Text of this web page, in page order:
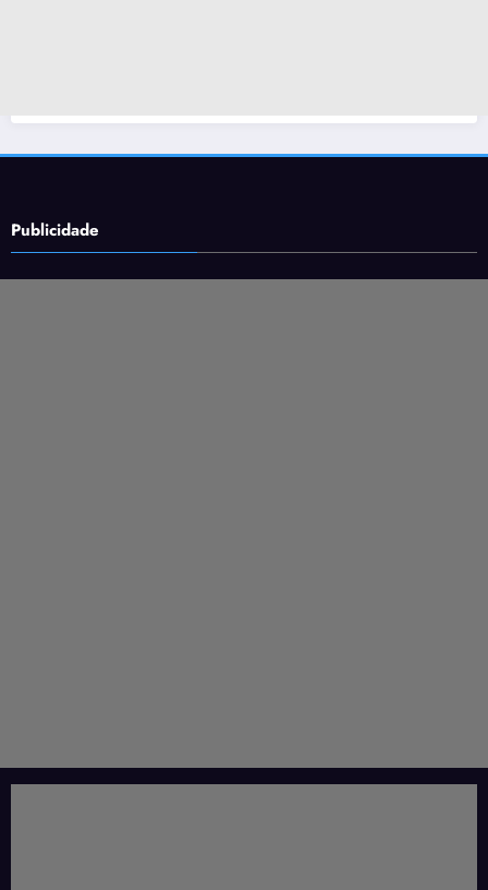
Publicidade